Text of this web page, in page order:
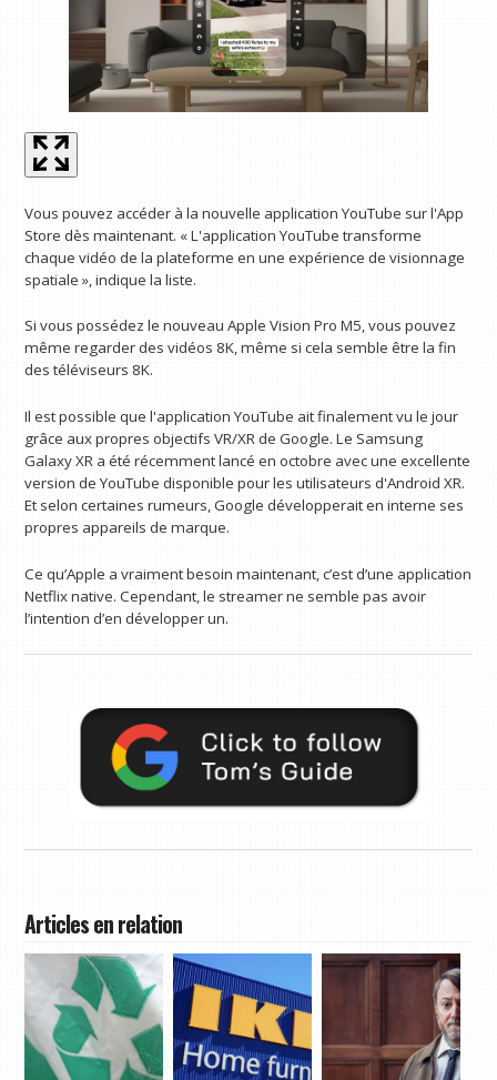
Vous pouvez accéder à la nouvelle application YouTube sur l'App
Store dès maintenant. « L'application YouTube transforme
chaque vidéo de la plateforme en une expérience de visionnage
spatiale », indique la liste.
Si vous possédez le nouveau Apple Vision Pro M5, vous pouvez
même regarder des vidéos 8K, même si cela semble être la fin
des téléviseurs 8K.
Il est possible que l'application YouTube ait finalement vu le jour
grâce aux propres objectifs VR/XR de Google. Le Samsung
Galaxy XR a été récemment lancé en octobre avec une excellente
version de YouTube disponible pour les utilisateurs d'Android XR.
Et selon certaines rumeurs, Google développerait en interne ses
propres appareils de marque.
Ce qu’Apple a vraiment besoin maintenant, c’est d’une application
Netflix native. Cependant, le streamer ne semble pas avoir
l’intention d’en développer un.
Articles en relation